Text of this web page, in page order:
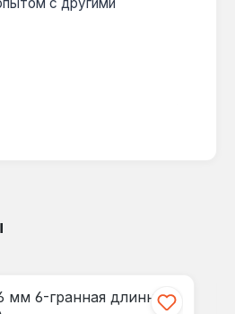
для бытовой техники,
креплений.
только на текущем